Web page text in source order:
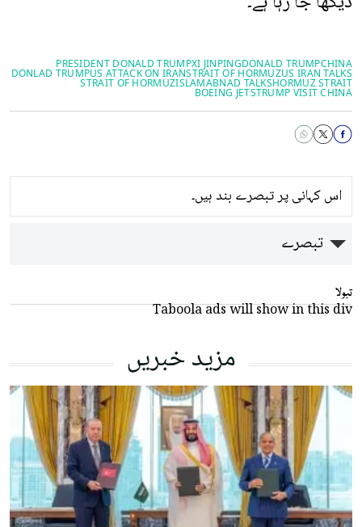
CHINA
DONALD TRUMP
XI JINPING
PRESIDENT DONALD TRUMP
US IRAN TALKS
STRAIT OF HORMUZ
US ATTACK ON IRAN
DONLAD TRUMP
HORMUZ STRAIT
ISLAMABNAD TALKS
STRAIT OF ​HORMUZ
TRUMP VISIT CHINA
BOEING JETS
اس کہانی پر تبصرے بند ہیں۔
تبصرے
تبولا
Taboola ads will show in this div
مزید خبریں